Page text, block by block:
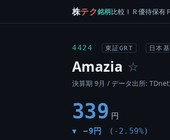
株テク銘柄比較 ＩＲ優待保有
4424 東証GRT 日本
Amazia ☆
決算期 9月 / データ出所:
339 円
▼ −9円 (-2.59%)